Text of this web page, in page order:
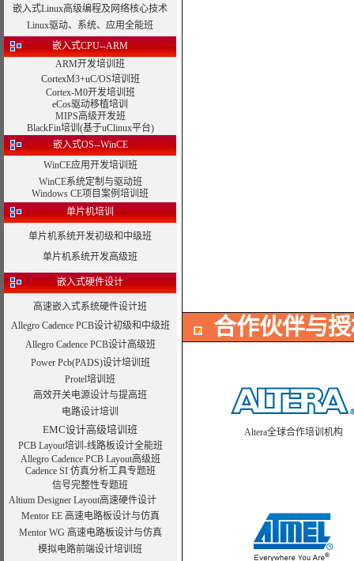
嵌入式Linux高级编程及网络核心技术
Linux驱动、系统、应用全能班
嵌入式CPU--ARM
ARM开发培训班
CortexM3+uC/OS培训班
Cortex-M0开发培训班
eCos驱动移植培训
MIPS高级开发班
BlackFin培训(基于uClinux平台)
嵌入式OS--WinCE
WinCE应用开发培训班
WinCE系统定制与驱动班
Windows CE项目案例培训班
单片机培训
单片机系统开发初级和中级班
单片机系统开发高级班
嵌入式硬件设计
高速嵌入式系统硬件设计班
Allegro Cadence PCB设计初级和中级班
Allegro Cadence PCB设计高级班
Power Pcb(PADS)设计培训班
Protel培训班
高效开关电源设计与提高班
电路设计培训
EMC设计高级培训班
PCB Layout培训-线路板设计全能班
Allegro Cadence PCB Layout高级班
Cadence SI 仿真分析工具专题班
信号完整性专题班
Altium Designer Layout高速硬件设计
Mentor EE 高速电路板设计与仿真
Mentor WG 高速电路板设计与仿真
模拟电路前端设计培训班
合作伙伴与
Altera全球合作培训机构